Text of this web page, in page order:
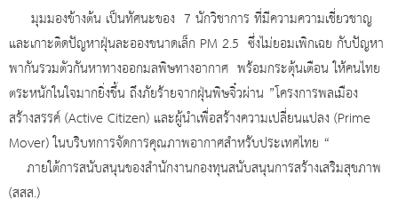
มุมมองข้างต้น เป็นทัศนะของ 7 นักวิชาการ ที่มีความความเชี่ยวชาญ
และเกาะติดปัญหาฝุ่นละอองขนาดเล็ก PM 2.5 ซึ่งไม่ยอมเพิกเฉย กับปัญหา
พากันรวมตัวกันหาทางออกมลพิษทางอากาศ พร้อมกระตุ้นเตือน ให้คนไทย
ตระหนักในใจมากยิ่งขึ้น ถึงภัยร้ายจากฝุ่นพิษจิ๋วผ่าน ”โครงการพลเมือง
สร้างสรรค์ (Active Citizen) และผู้นำเพื่อสร้างความเปลี่ยนแปลง (Prime
Mover) ในบริบทการจัดการคุณภาพอากาศสำหรับประเทศไทย “
ภายใต้การสนับสนุนของสำนักงานกองทุนสนับสนุนการสร้างเสริมสุขภาพ
(สสส.)